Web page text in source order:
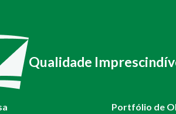
Qualidade
Portfólio de